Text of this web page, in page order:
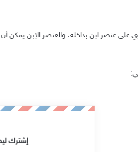
على عنصر ابن بداخله، والعنصر الإبن
إشترك